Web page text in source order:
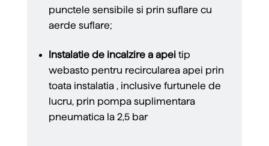
punctele sensibile si prin suflare cu
aerde suflare;
Instalatie de incalzire a apeitip
webasto pentru recircularea apei prin
toata instalatia , inclusive furtunele de
lucru, prin pompa suplimentara
pneumatica la 2,5 bar